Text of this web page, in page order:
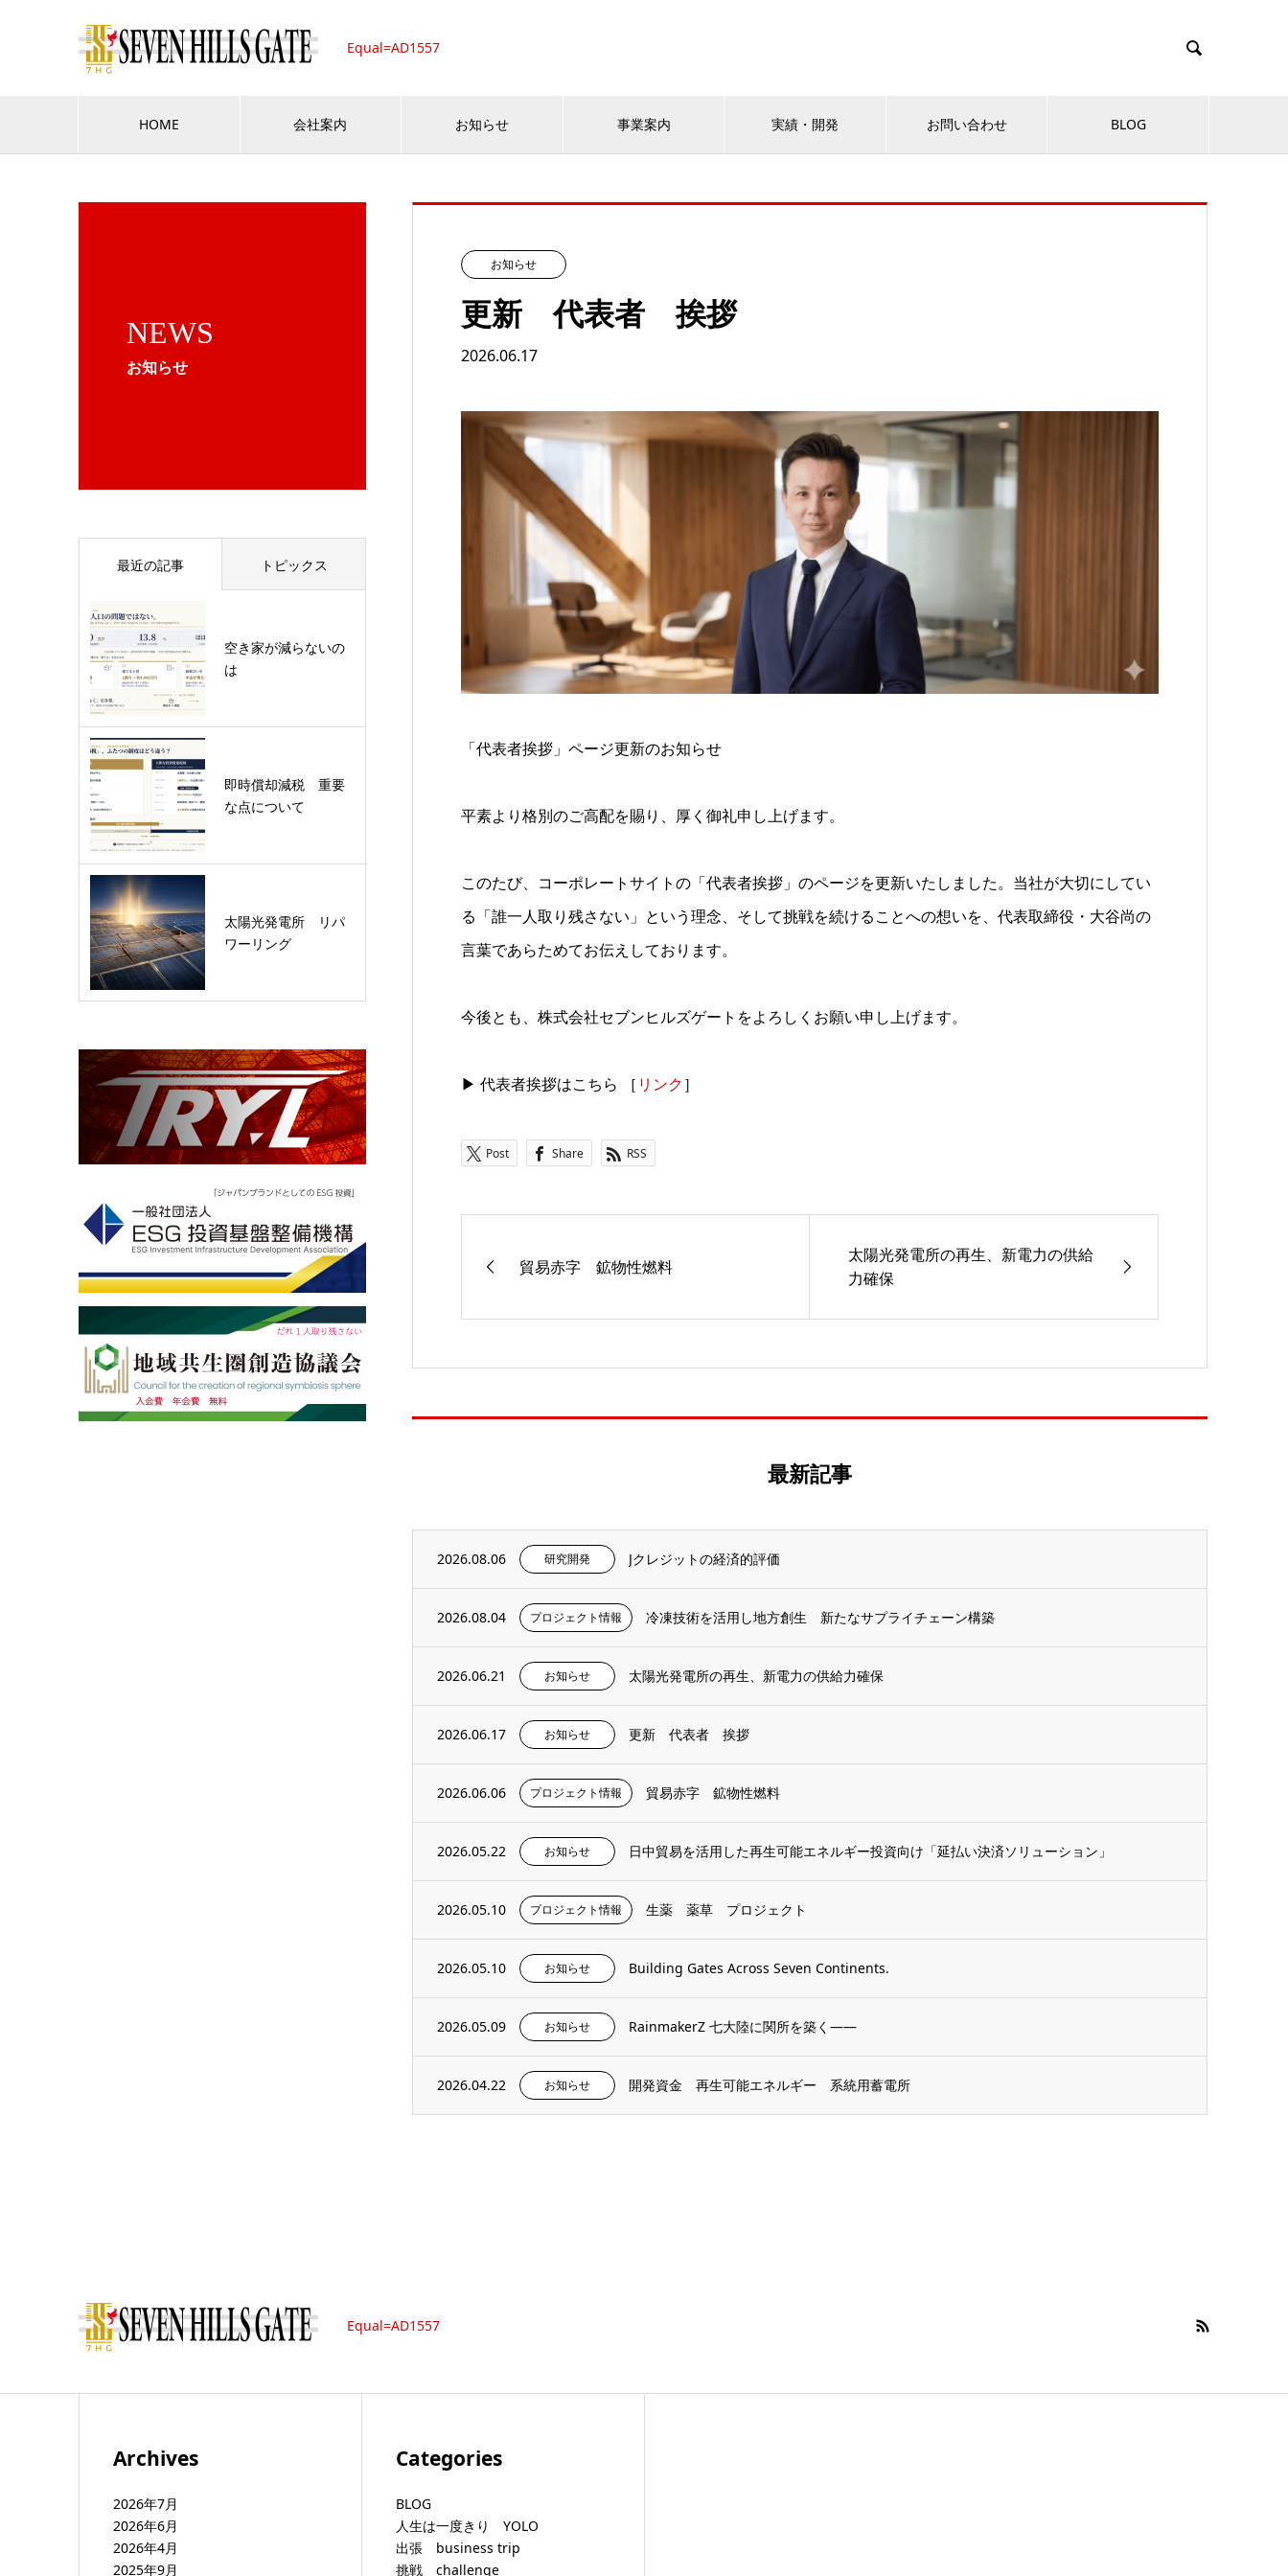
Equal=AD1557 
HOME 会社案内 お知らせ 事業案内 実績・開発 お問い合わせ BLOG
NEWS
お知らせ
お知らせ
更新 代表者 挨拶
2026.06.17
「代表者挨拶」ページ更新のお知らせ
平素より格別のご高配を賜り、厚く御礼申し上げます。
このたび、コーポレートサイトの「代表者挨拶」のページを更新いたしました。当社が大切にしてい
る「誰一人取り残さない」という理念、そして挑戦を続けることへの想いを、代表取締役・大谷尚の
言葉であらためてお伝えしております。
今後とも、株式会社セブンヒルズゲートをよろしくお願い申し上げます。
▶ 代表者挨拶はこちら ［ リンク］
Post Share RSS
貿易赤字 鉱物性燃料
太陽光発電所の再生、新電力の供給
力確保
最新記事
2026.08.06 研究開発 Jクレジットの経済的評価
2026.08.04 プロジェクト情報 冷凍技術を活用し地方創生 新たなサプライチェーン構築
2026.06.21 お知らせ 太陽光発電所の再生、新電力の供給力確保
2026.06.17 お知らせ 更新 代表者 挨拶
2026.06.06 プロジェクト情報 貿易赤字 鉱物性燃料
2026.05.22 お知らせ 日中貿易を活用した再生可能エネルギー投資向け「延払い決済ソリューション」
2026.05.10 プロジェクト情報 生薬 薬草 プロジェクト
2026.05.10 お知らせ Building Gates Across Seven Continents.
2026.05.09 お知らせ RainmakerZ 七大陸に関所を築く——
2026.04.22 お知らせ 開発資金 再生可能エネルギー 系統用蓄電所
最近の記事 トピックス
空き家が減らないの
は
即時償却減税 重要
な点について
太陽光発電所 リパ
ワーリング
Equal=AD1557
Archives
2026年7月
2026年6月
2026年4月
2025年9月
Categories
BLOG
人生は一度きり YOLO
出張 business trip
挑戦 challenge